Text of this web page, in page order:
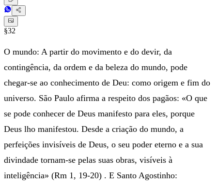
§32
O mundo: A partir do movimento e do devir, da
contingência, da ordem e da beleza do mundo, pode
chegar-se ao conhecimento de Deu: como origem e fim do
universo. São Paulo afirma a respeito dos pagãos: «O que
se pode conhecer de Deus manifesto para eles, porque
Deus lho manifestou. Desde a criação do mundo, a
perfeições invisíveis de Deus, o seu poder eterno e a sua
divindade tornam-se pelas suas obras, visíveis à
inteligência» (Rm 1, 19-20) . E Santo Agostinho: